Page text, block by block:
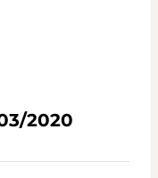
2020